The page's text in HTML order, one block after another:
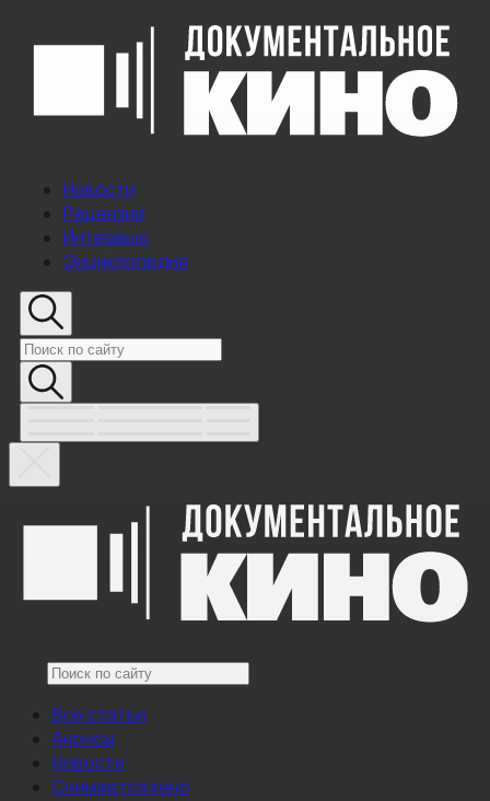
Новости
Рецензии
Интервью
Энциклопедия
Все статьи
Анонсы
Новости
Снимается кино